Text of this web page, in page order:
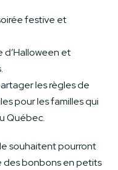
festive et
d’Halloween et
les règles de
pour les familles qui
Québec.
souhaitent pourront
des bonbons en petits